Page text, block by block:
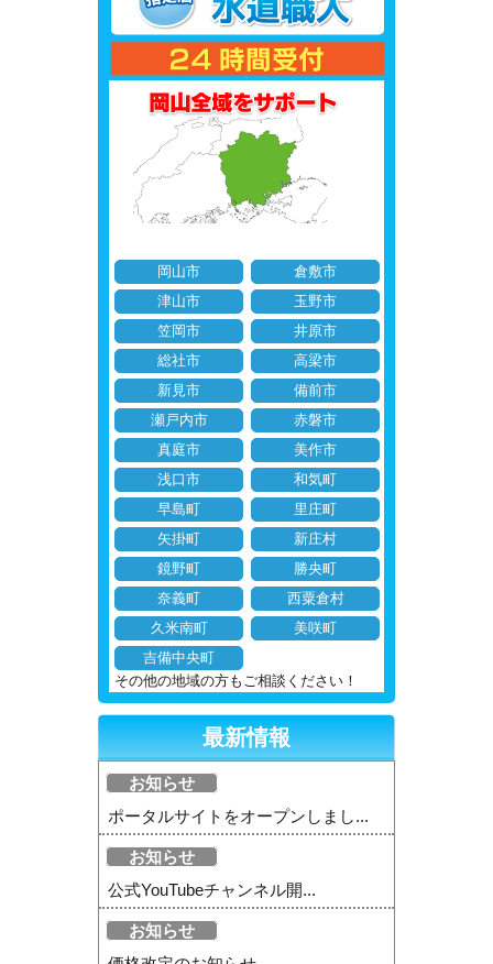
岡山市
倉敷市
津山市
玉野市
笠岡市
井原市
総社市
高梁市
新見市
備前市
瀬戸内市
赤磐市
真庭市
美作市
浅口市
和気町
早島町
里庄町
矢掛町
新庄村
鏡野町
勝央町
奈義町
西粟倉村
久米南町
美咲町
吉備中央町
その他の地域の方もご相談ください！
最新情報
お知らせ
ポータルサイトをオープンしまし...
お知らせ
公式YouTubeチャンネル開...
お知らせ